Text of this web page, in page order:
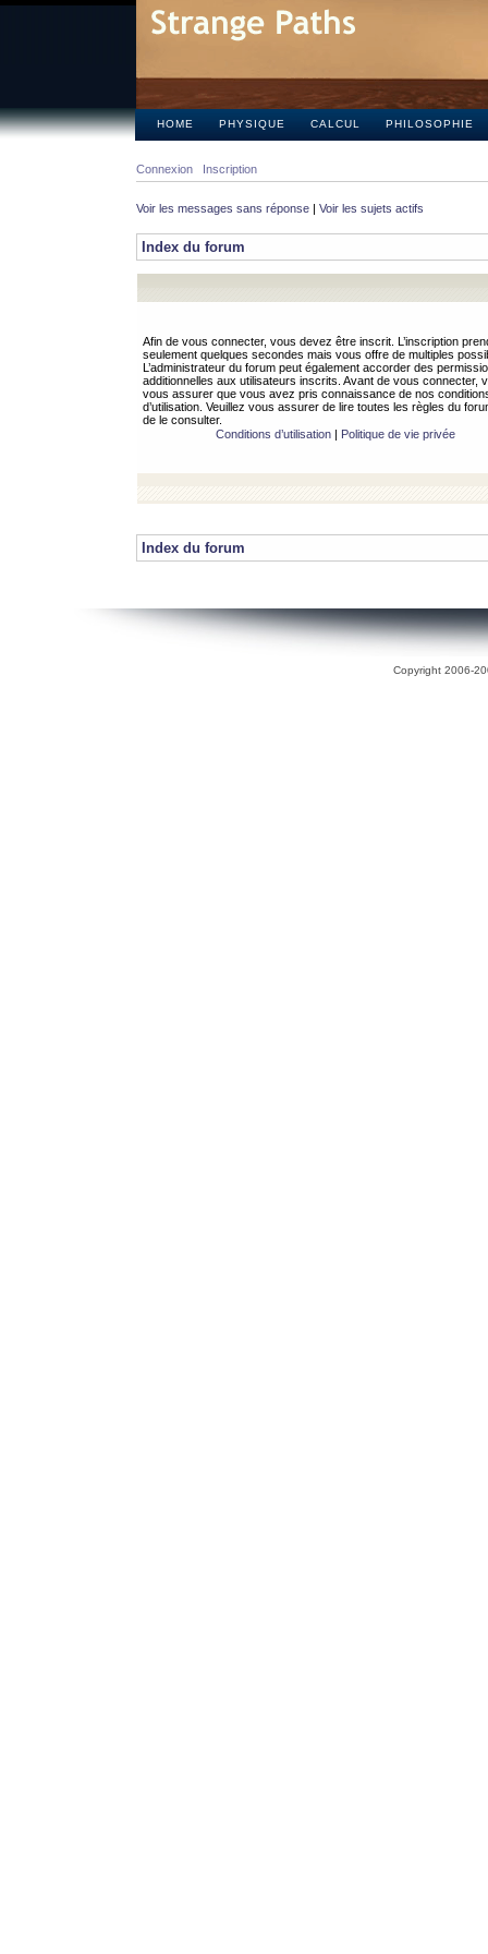
HOME PHYSIQUE CALCUL PHILOSOPHIE
Connexion Inscription
Voir les messages sans réponse | Voir les sujets actifs
Index du forum
Afin de vous connecter, vous devez être inscrit. L’inscription
seulement quelques secondes mais vous offre de multiples
L’administrateur du forum peut également accorder des
additionnelles aux utilisateurs inscrits. Avant de vous connecter,
vous assurer que vous avez pris connaissance de nos
d’utilisation. Veuillez vous assurer de lire toutes les règles du
de le consulter.
Conditions d’utilisation| Politique de vie privée
Index du forum
Copyright 2006-